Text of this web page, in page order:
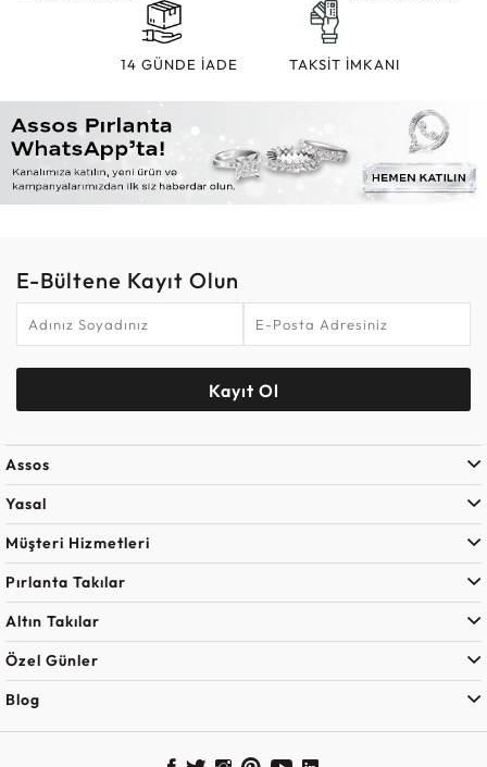
14 GÜNDE İADE TAKSİT İMKANI
E-Bültene Kayıt Olun
Kayıt Ol
Assos
Yasal
Müşteri Hizmetleri
Pırlanta Takılar
Altın Takılar
Özel Günler
Blog